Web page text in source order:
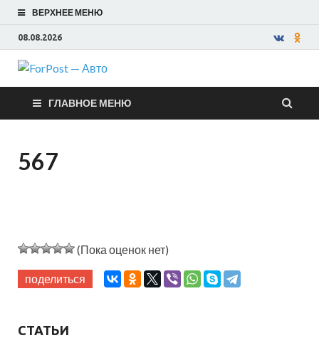
ВЕРХНЕЕ МЕНЮ
08.08.2026
ForPost —
Авто
ГЛАВНОЕ МЕНЮ
567
(Пока оценок нет)
поделиться
СТАТЬИ